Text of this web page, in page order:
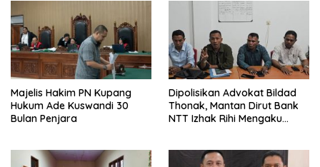
Majelis Hakim PN Kupang
Hukum Ade Kuswandi 30
Bulan Penjara
Dipolisikan Advokat Bildad
Thonak, Mantan Dirut Bank
NTT Izhak Rihi Mengaku